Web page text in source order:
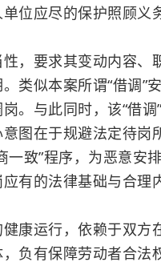
位应尽的保护照顾义
要求其变动内容、
类似本案所谓“借调”
。与此同时，该“借调
图在于规避法定待岗
一致”程序，为恶意安
有的法律基础与合理
运行，依赖于双方
负有保障劳动者合